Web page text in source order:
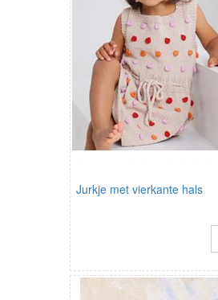
Jurkje met vierkante hals